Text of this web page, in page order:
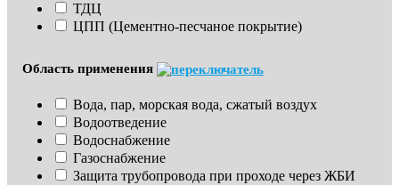
ТДЦ
ЦПП (Цементно-песчаное покрытие)
Область применения
Вода, пар, морская вода, сжатый воздух
Водоотведение
Водоснабжение
Газоснабжение
Защита трубопровода при проходе через ЖБИ